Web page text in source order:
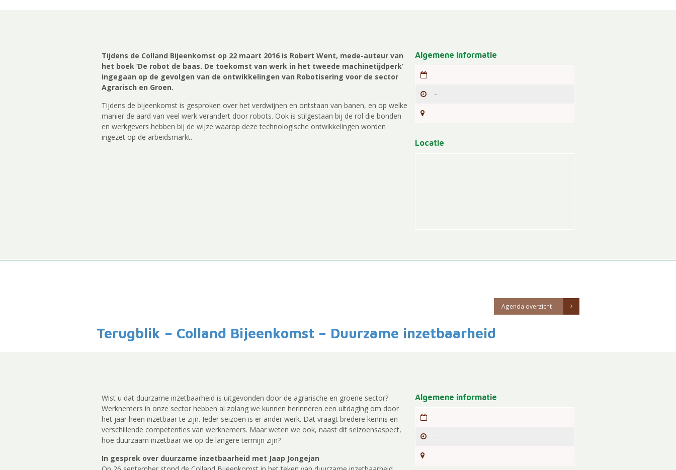
Tijdens de Colland Bijeenkomst op 22 maart 2016 is Robert Went, mede-auteur van
het boek ‘De robot de baas. De toekomst van werk in het tweede machinetijdperk’
ingegaan op de gevolgen van de ontwikkelingen van Robotisering voor de sector
Agrarisch en Groen.
Tijdens de bijeenkomst is gesproken over het verdwijnen en ontstaan van banen, en op welke
manier de aard van veel werk verandert door robots. Ook is stilgestaan bij de rol die bonden
en werkgevers hebben bij de wijze waarop deze technologische ontwikkelingen worden
ingezet op de arbeidsmarkt.
Algemene informatie
-
Locatie
Agenda overzicht
Terugblik – Colland Bijeenkomst – Duurzame inzetbaarheid
Wist u dat duurzame inzetbaarheid is uitgevonden door de agrarische en groene sector?
Werknemers in onze sector hebben al zolang we kunnen herinneren een uitdaging om door
het jaar heen inzetbaar te zijn. Ieder seizoen is er ander werk. Dat vraagt bredere kennis en
verschillende competenties van werknemers. Maar weten we ook, naast dit seizoensaspect,
hoe duurzaam inzetbaar we op de langere termijn zijn?
In gesprek over duurzame inzetbaarheid met Jaap Jongejan
Algemene informatie
-